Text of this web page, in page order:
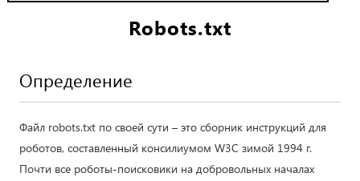
Robots.txt
Определение
Файл robots.txt по своей сути – это сборник инструкций для
роботов, составленный консилиумом W3C зимой 1994 г.
Почти все роботы-поисковики на добровольных началах